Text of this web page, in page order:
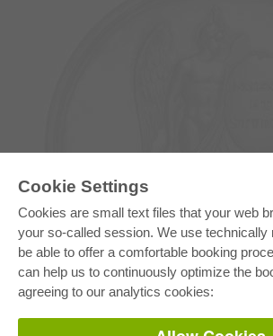
Cookie Settings
Cookies are small text files that your web
your so-called session. We use
be able to offer a comfortable booking
can help us to continuously optimize the
agreeing to our analytics cookies:
E-COLLECTION
Department Packages
Pick & Choose
E-Book Delivery
Frequently Asked Questions (FAQ)
ONLINE STORE